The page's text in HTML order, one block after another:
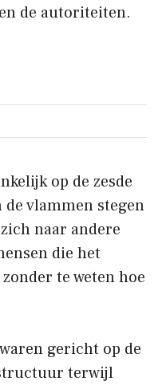
de autoriteiten.
op de zesde
de vlammen stegen
naar andere
die het
te weten hoe
gericht op de
terwijl